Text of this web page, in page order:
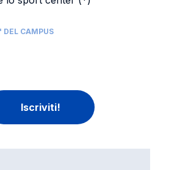
DEL CAMPUS
Iscriviti!